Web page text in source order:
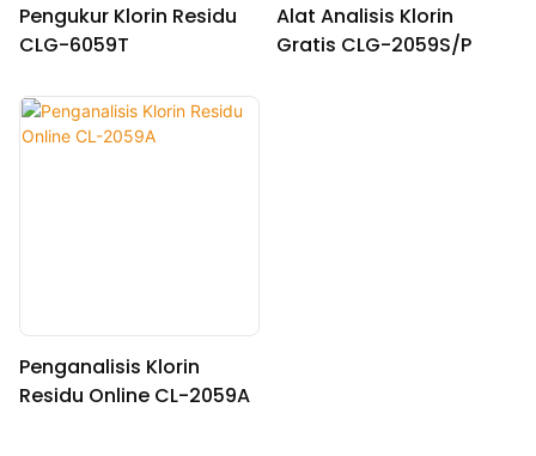
Pengukur Klorin Residu
CLG-6059T
Alat Analisis Klorin
Gratis CLG-2059S/P
Penganalisis Klorin
Residu Online CL-2059A